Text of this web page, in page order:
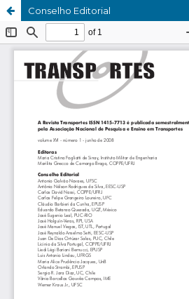
Conselho Editorial